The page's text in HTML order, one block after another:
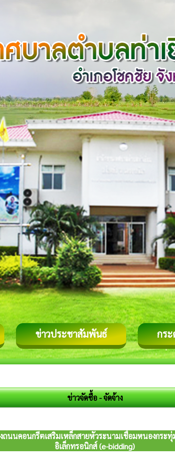
ข่าวประชาสัมพันธ์ กร
ข่าวจัดซื้อ - จัดจ้าง
งถนนคอนกรีตเสริมเหล็กสายหัวระนามเชื่อมหนองกระ
อิเล็กทรอนิกส์ (e-bidding)